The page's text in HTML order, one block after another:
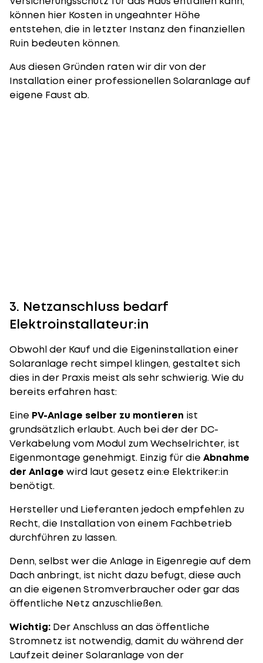
können hier Kosten in ungeahnter Höhe
entstehen, die in letzter Instanz den finanziellen
Ruin bedeuten können.
Aus diesen Gründen raten wir dir von der
Installation einer professionellen Solaranlage auf
eigene Faust ab.
3. Netzanschluss bedarf
Elektroinstallateur:in
Obwohl der Kauf und die Eigeninstallation einer
Solaranlage recht simpel klingen, gestaltet sich
dies in der Praxis meist als sehr schwierig. Wie du
bereits erfahren hast:
Eine PV-Anlage selber zu montieren ist
grundsätzlich erlaubt. Auch bei der der DC-
Verkabelung vom Modul zum Wechselrichter, ist
Eigenmontage genehmigt. Einzig für die Abnahme
der Anlage wird laut gesetz ein:e Elektriker:in
benötigt.
Hersteller und Lieferanten jedoch empfehlen zu
Recht, die Installation von einem Fachbetrieb
durchführen zu lassen.
Denn, selbst wer die Anlage in Eigenregie auf dem
Dach anbringt, ist nicht dazu befugt, diese auch
an die eigenen Stromverbraucher oder gar das
öffentliche Netz anzuschließen.
Wichtig: Der Anschluss an das öffentliche
Stromnetz ist notwendig, damit du während der
Laufzeit deiner Solaranlage von der